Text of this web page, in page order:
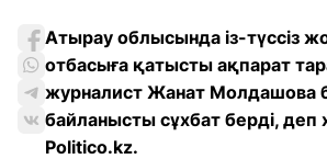
Атырау облысында із-түссіз
отбасыға қатысты ақпарат
журналист Жанат Молдашова
байланысты сұхбат берді, деп
Politico.kz.